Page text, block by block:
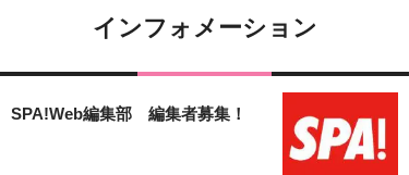
インフォメーション
SPA!Web編集部 編集者募集！